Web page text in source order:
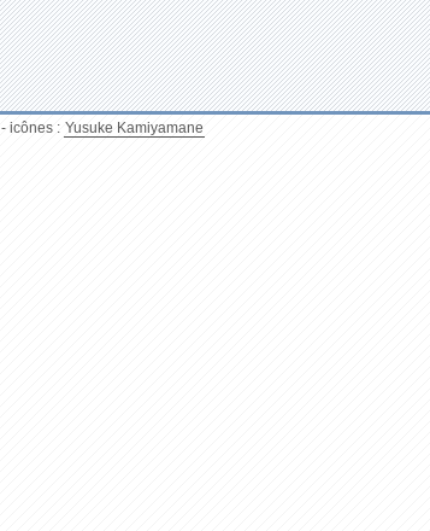
- icônes : Yusuke Kamiyamane